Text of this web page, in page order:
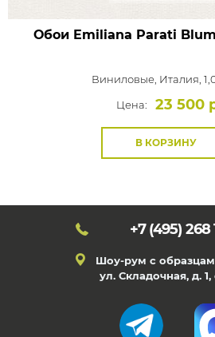
Обои Emiliana Parati
Виниловые, Италия,
Цена:
23 500
В КОРЗИНУ
+7 (495) 268
Шоу-рум с
ул. Складочная, д.